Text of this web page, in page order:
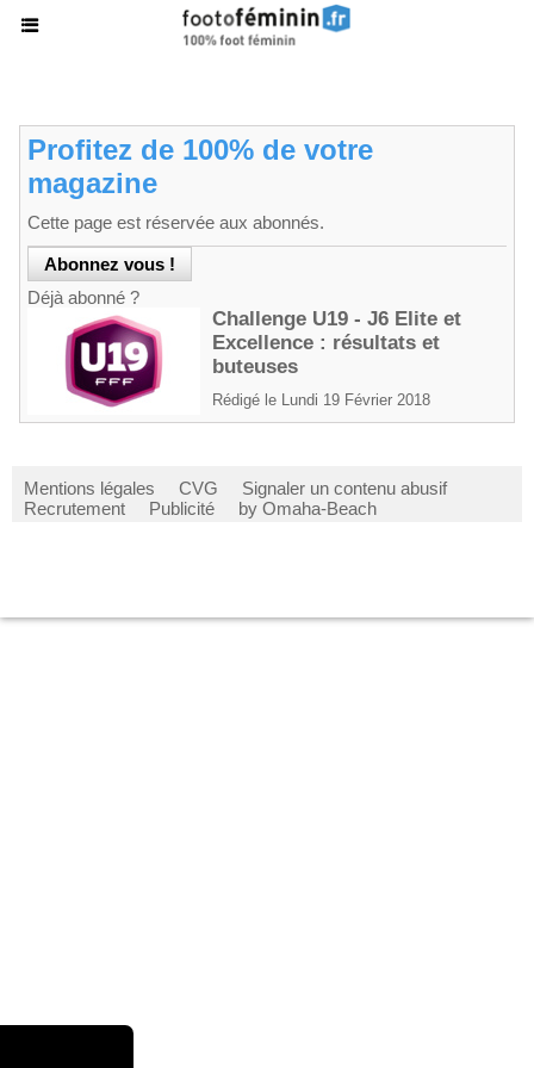
Profitez de 100% de votre
magazine
Cette page est réservée aux abonnés.
Déjà abonné ?
Challenge U19 - J6 Elite et
Excellence : résultats et
buteuses
Rédigé le Lundi 19 Février 2018
Mentions légales CVG
Signaler un contenu abusif
Recrutement
Publicité by Omaha-Beach